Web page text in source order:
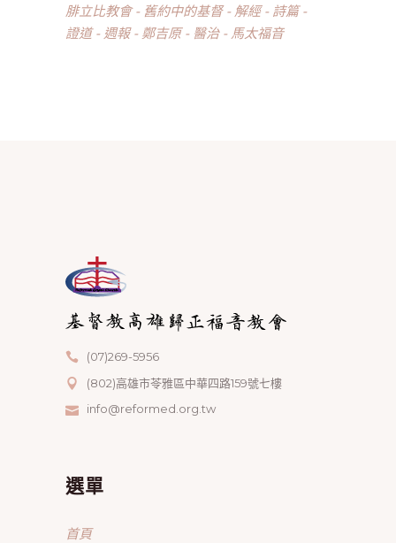
腓立比教會
舊約中的基督 解經
詩篇
證道
週報 鄭吉原 醫治 馬太福音
(07)269-5956
(802)高雄市苓雅區中華四路159號七樓
info@reformed.org.tw
選單
首頁